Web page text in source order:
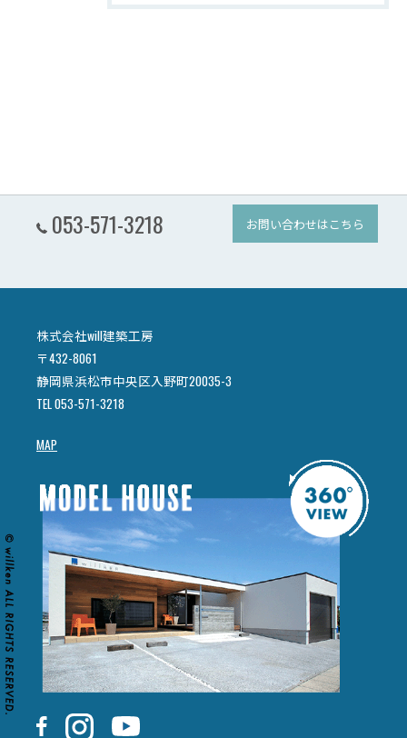
053-571-3218 お問い合わせはこちら
株式会社will建築工房
〒432-8061
静岡県浜松市中央区入野町20035-3
TEL 053-571-3218
MAP